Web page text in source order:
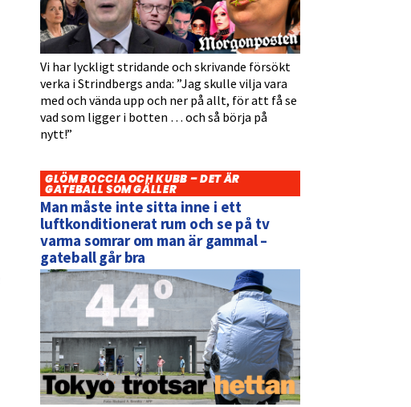
Vi har lyckligt stridande och skrivande försökt
verka i Strindbergs anda: ”Jag skulle vilja vara
med och vända upp och ner på allt, för att få se
vad som ligger i botten … och så börja på
nytt!”
GLÖM BOCCIA OCH KUBB – DET ÄR
GATEBALL SOM GÄLLER
Man måste inte sitta inne i ett
luftkonditionerat rum och se på tv
varma somrar om man är gammal –
gateball går bra